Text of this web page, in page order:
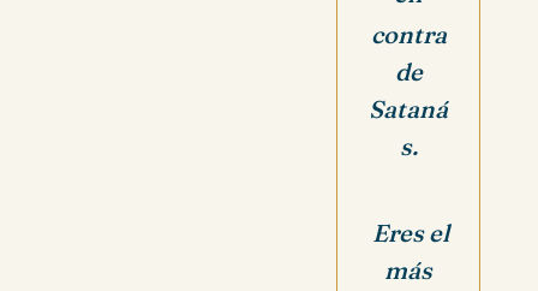
contra
de
Sataná
s.
Eres el
más